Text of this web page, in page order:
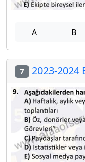
A B
7 2023-2024